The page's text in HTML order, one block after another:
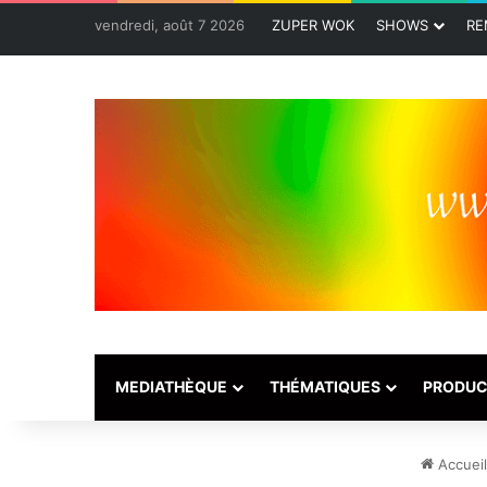
vendredi, août 7 2026 ZUPER WOK SHOWS
MEDIATHÈQUE THÉMATIQUES
Accueil